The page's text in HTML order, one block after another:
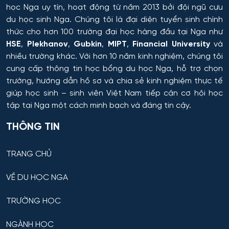
Hóa học, Vật lý và Cơ học Vật liệu
Hóa nông và khoa học đất nông nghiệp
Hóa sinh y học
Hải quan
Hệ thống an ninh thông tin – phân tích
Hệ thống chấp hành hàng không - vũ trụ
Hệ thống cơ điện đặc biệt
Hệ thống cấp nhiệt & điện cho thiết bị – cơ sở quân
học Nga uy tín, hoạt động từ năm 2013 bởi đội ngũ cựu
du học sinh Nga. Chúng tôi là đại diện tuyển sinh chính
thức cho hơn 100 trường đại học hàng đầu tại Nga như
HSE, Plekhanov, Gubkin, MIPT, Financial Universityvà
nhiều trường khác. Với hơn 10 năm kinh nghiệm, chúng tôi
cung cấp thông tin học bổng du học Nga, hỗ trợ chọn
trường, hướng dẫn hồ sơ và chia sẻ kinh nghiệm thực tế
giúp học sinh – sinh viên Việt Nam tiếp cận cơ hội học
tập tại Nga một cách minh bạch và đáng tin cậy.
THÔNG TIN
TRANG CHỦ
VỀ DU HỌC NGA
TRƯỜNG HỌC
NGÀNH HỌC